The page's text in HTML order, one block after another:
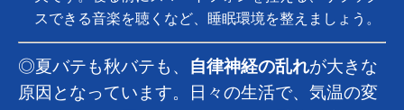
スできる音楽を聴くなど、睡眠環境を整えましょう。
◎夏バテも秋バテも、 自律神経の乱れが大きな
原因となっています。日々の生活で、気温の変